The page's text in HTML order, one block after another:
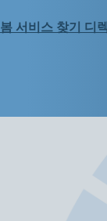
서비스 찾기 디